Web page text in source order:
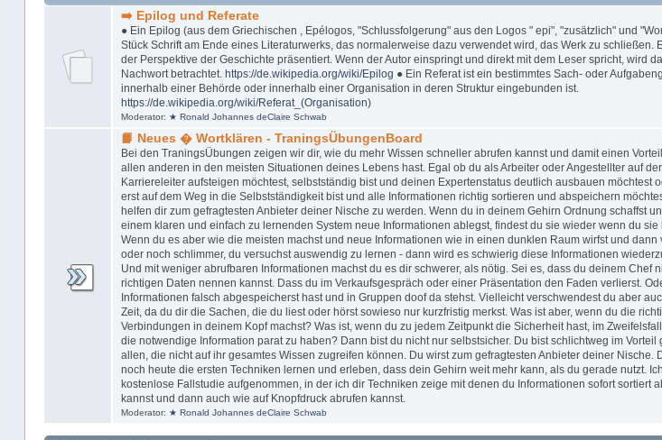
➡️ Epilog und Referate
● Ein Epilog (aus dem Griechischen , Epélogos, "Schlussfolgerung" aus den Logos " epi", "zusätzlich" und
Stück Schrift am Ende eines Literaturwerks, das normalerweise dazu verwendet wird, das Werk zu schließen.
der Perspektive der Geschichte präsentiert. Wenn der Autor einspringt und direkt mit dem Leser spricht, wird
Nachwort betrachtet. https://de.wikipedia.org/wiki/Epilog ● Ein Referat ist ein bestimmtes Sach- oder
innerhalb einer Behörde oder innerhalb einer Organisation in deren Struktur eingebunden ist.
https://de.wikipedia.org/wiki/Referat_(Organisation)
Moderator: ★ Ronald Johannes deClaire Schwab
📙 Neues � Wortklären - TraningsÜbungenBoard
Bei den TraningsÜbungen zeigen wir dir, wie du mehr Wissen schneller abrufen kannst und damit einen
allen anderen in den meisten Situationen deines Lebens hast. Egal ob du als Arbeiter oder Angestellter auf der
Karriereleiter aufsteigen möchtest, selbstständig bist und deinen Expertenstatus deutlich ausbauen möchtest
erst auf dem Weg in die Selbstständigkeit bist und alle Informationen richtig sortieren und abspeichern
helfen dir zum gefragtesten Anbieter deiner Nische zu werden. Wenn du in deinem Gehirn Ordnung schaffst
einem klaren und einfach zu lernenden System neue Informationen ablegst, findest du sie wieder wenn du sie
Wenn du es aber wie die meisten machst und neue Informationen wie in einen dunklen Raum wirfst und dann
oder noch schlimmer, du versuchst auswendig zu lernen - dann wird es schwierig diese Informationen
Und mit weniger abrufbaren Informationen machst du es dir schwerer, als nötig. Sei es, dass du deinem Chef
richtigen Daten nennen kannst. Dass du im Verkaufsgespräch oder einer Präsentation den Faden verlierst.
Informationen falsch abgespeicherst hast und in Gruppen doof da stehst. Vielleicht verschwendest du aber
Zeit, da du dir die Sachen, die du liest oder hörst sowieso nur kurzfristig merkst. Was ist aber, wenn du die
Verbindungen in deinem Kopf machst? Was ist, wenn du zu jedem Zeitpunkt die Sicherheit hast, im
die notwendige Information parat zu haben? Dann bist du nicht nur selbstsicher. Du bist schlichtweg im Vorteil
allen, die nicht auf ihr gesamtes Wissen zugreifen können. Du wirst zum gefragtesten Anbieter deiner Nische.
noch heute die ersten Techniken lernen und erleben, dass dein Gehirn weit mehr kann, als du gerade nutzt.
kostenlose Fallstudie aufgenommen, in der ich dir Techniken zeige mit denen du Informationen sofort sortiert
kannst und dann auch wie auf Knopfdruck abrufen kannst.
Moderator: ★ Ronald Johannes deClaire Schwab